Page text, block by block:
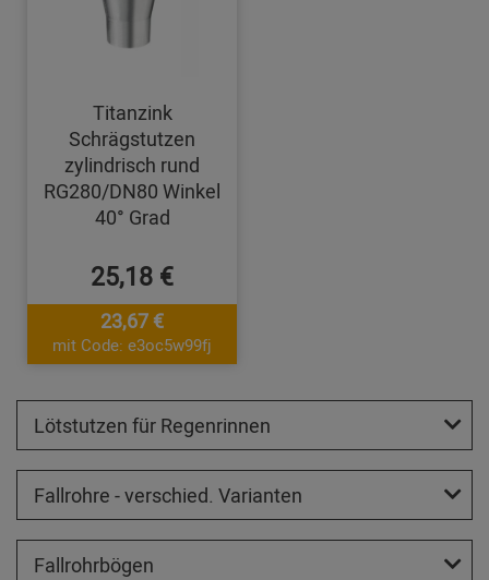
Titanzink
Schrägstutzen
zylindrisch rund
RG280/DN80 Winkel
40° Grad
25,18 €
23,67 €
mit Code: e3oc5w99fj
Lötstutzen für Regenrinnen
Fallrohre - verschied. Varianten
Fallrohrbögen